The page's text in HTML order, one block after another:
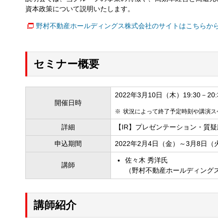
資本政策について説明いたします。
野村不動産ホールディングス株式会社のサイトはこちらか
セミナー概要
開催日時
2022年3月10日（木）19:30－
状況によって終了予定時刻や講演
詳細 【IR】プレゼンテーション・質
申込期間 2022年2月4日（金）～3月8日（
講師
佐々木 秀洋氏
（野村不動産ホールディン
講師紹介